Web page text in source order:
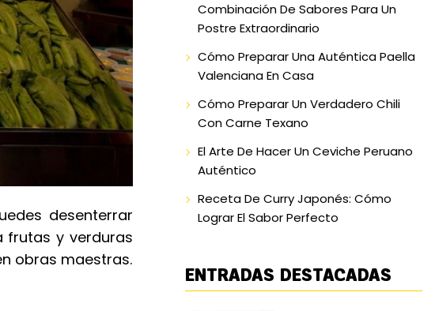
desenterrar
frutas y verduras
obras maestras.
Combinación De Sabores Para Un
Postre Extraordinario
Cómo Preparar Una Auténtica Paella
Valenciana En Casa
Cómo Preparar Un Verdadero Chili
Con Carne Texano
El Arte De Hacer Un Ceviche Peruano
Auténtico
Receta De Curry Japonés: Cómo
Lograr El Sabor Perfecto
ENTRADAS DESTACADAS